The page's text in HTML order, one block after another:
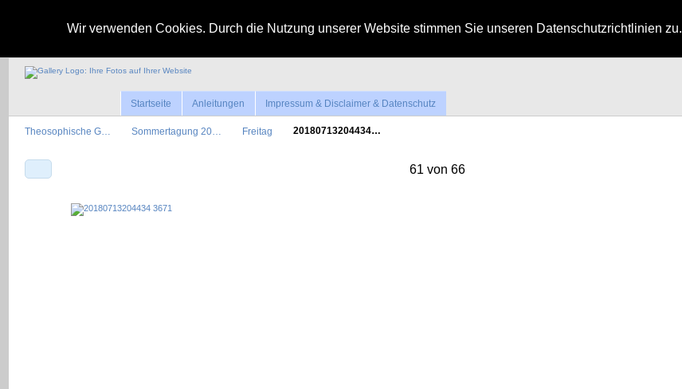
Wir verwenden Cookies. Durch die Nutzung unserer Website stimmen Sie unseren Datenschutzrichtlinien zu.
Startseite Anleitungen Impressum & Disclaimer & Datenschutz
Theosophische G… Sommertagung 20… Freitag 20180713204434…
61 von 66